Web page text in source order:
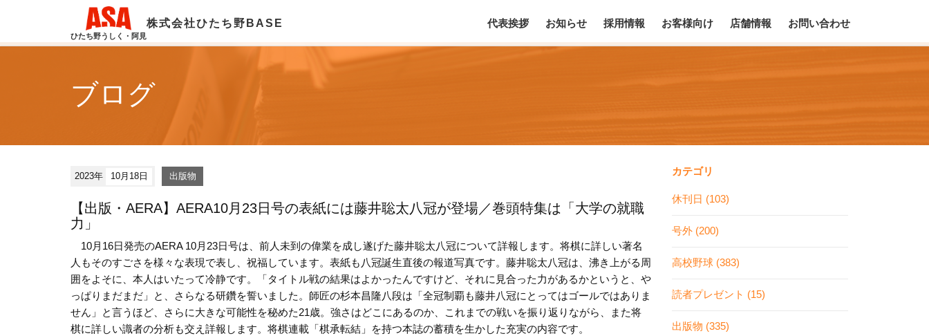
ひたち野うしく・阿見
株式会社ひたち野BASE 代表挨拶 お知らせ 採用情報 お客様向け 店舗情報 お問い合わせ
ブログ
2023年 10月18日 出版物
【出版・AERA】AERA10月23日号の表紙には藤井聡太八冠が登場／巻頭特集は「大学の就職
力」
10月16日発売のAERA 10月23日号は、前人未到の偉業を成し遂げた藤井聡太八冠について詳報します。将棋に詳しい著名
人もそのすごさを様々な表現で表し、祝福しています。表紙も八冠誕生直後の報道写真です。藤井聡太八冠は、沸き上がる周
囲をよそに、本人はいたって冷静です。「タイトル戦の結果はよかったんですけど、それに見合った力があるかというと、や
っぱりまだまだ」と、さらなる研鑽を誓いました。師匠の杉本昌隆八段は「全冠制覇も藤井八冠にとってはゴールではありま
せん」と言うほど、さらに大きな可能性を秘めた21歳。強さはどこにあるのか、これまでの戦いを振り返りながら、また将
棋に詳しい識者の分析も交え詳報します。将棋連載「棋承転結」を持つ本誌の蓄積を生かした充実の内容です。
カテゴリ
休刊日 (103)
号外 (200)
高校野球 (383)
読者プレゼント (15)
出版物 (335)